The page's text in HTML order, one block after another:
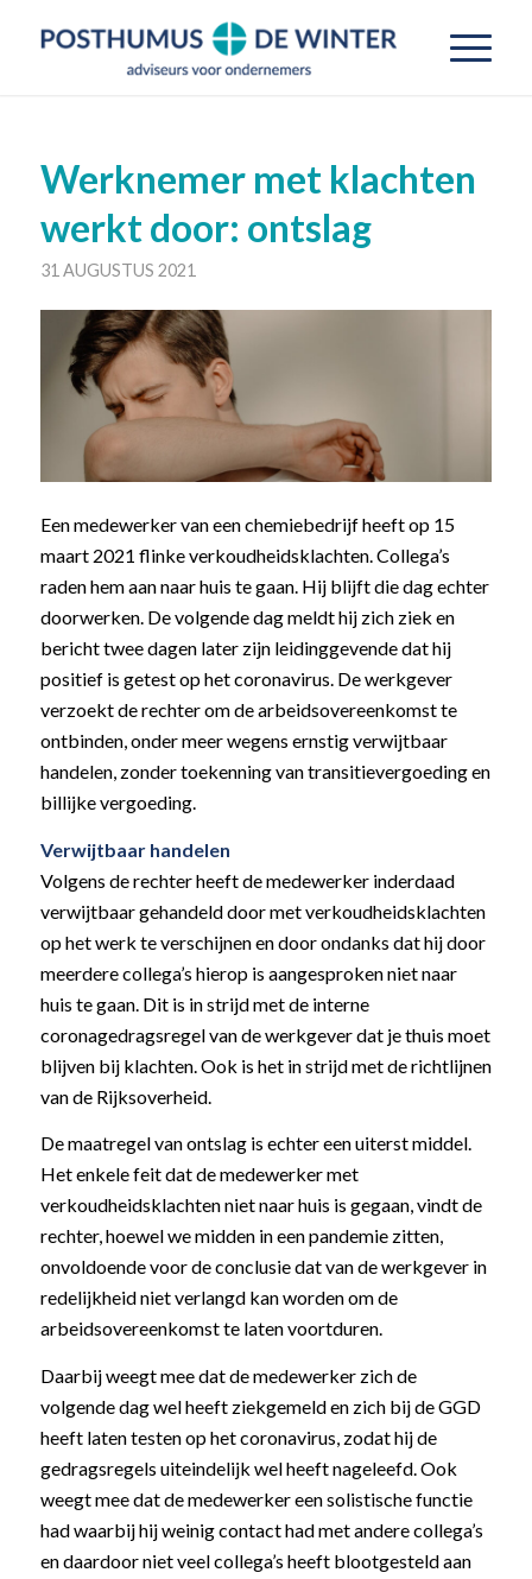
Werknemer met klachten
werkt door: ontslag
31 AUGUSTUS 2021
Een medewerker van een chemiebedrijf heeft op 15
maart 2021 flinke verkoudheidsklachten. Collega’s
raden hem aan naar huis te gaan. Hij blijft die dag echter
doorwerken. De volgende dag meldt hij zich ziek en
bericht twee dagen later zijn leidinggevende dat hij
positief is getest op het coronavirus. De werkgever
verzoekt de rechter om de arbeidsovereenkomst te
ontbinden, onder meer wegens ernstig verwijtbaar
handelen, zonder toekenning van transitievergoeding en
billijke vergoeding.
Verwijtbaar handelen
Volgens de rechter heeft de medewerker inderdaad
verwijtbaar gehandeld door met verkoudheidsklachten
op het werk te verschijnen en door ondanks dat hij door
meerdere collega’s hierop is aangesproken niet naar
huis te gaan. Dit is in strijd met de interne
coronagedragsregel van de werkgever dat je thuis moet
blijven bij klachten. Ook is het in strijd met de richtlijnen
van de Rijksoverheid.
De maatregel van ontslag is echter een uiterst middel.
Het enkele feit dat de medewerker met
verkoudheidsklachten niet naar huis is gegaan, vindt de
rechter, hoewel we midden in een pandemie zitten,
onvoldoende voor de conclusie dat van de werkgever in
redelijkheid niet verlangd kan worden om de
arbeidsovereenkomst te laten voortduren.
Daarbij weegt mee dat de medewerker zich de
volgende dag wel heeft ziekgemeld en zich bij de GGD
heeft laten testen op het coronavirus, zodat hij de
gedragsregels uiteindelijk wel heeft nageleefd. Ook
weegt mee dat de medewerker een solistische functie
had waarbij hij weinig contact had met andere collega’s
en daardoor niet veel collega’s heeft blootgesteld aan